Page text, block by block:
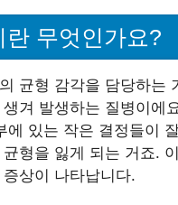
란 무엇인가요?
균형 감각을 담당하는
겨 발생하는 질병이에
에 있는 작은 결정들이
형을 잃게 되는 거죠.
상이 나타납니다.